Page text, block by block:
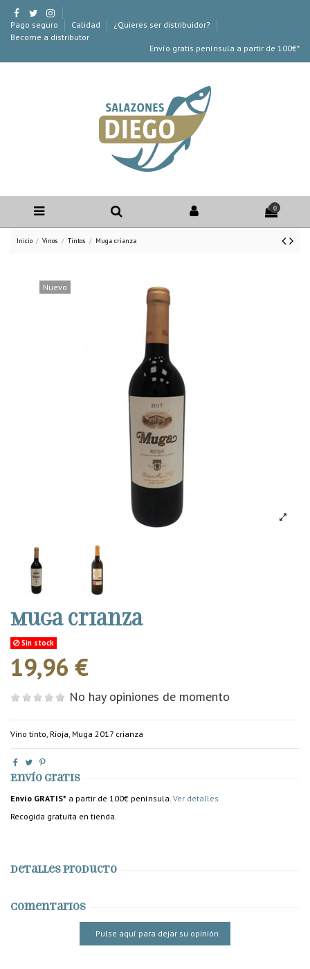
Pago seguro Calidad
¿Quieres ser distribuidor?
Become a distributor
Envío gratis península a partir de 100€*
0
Inicio Vinos Tintos Muga crianza
Nuevo
Muga crianza
Sin stock
19,96 €
No hay opiniones de momento
Vino tinto, Rioja, Muga 2017 crianza
Envío gratis
Envío GRATIS* a partir de 100€ península. Ver detalles
Recogida gratuita en tienda.
Detalles producto
Comentarios
Pulse aquí para dejar su opinión